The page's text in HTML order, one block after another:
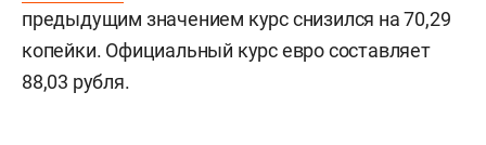
предыдущим значением курс снизился на 70,29
копейки. Официальный курс евро составляет
88,03 рубля.